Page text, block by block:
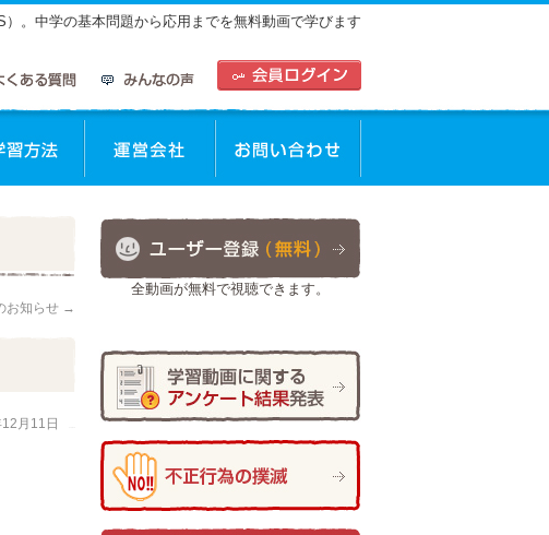
。中学の基本問題から応用までを無料動画で学びます
動画を使った学習方法運営会社 お問合せ
お知らせ →
月11日
全動画が無料で視聴できます。